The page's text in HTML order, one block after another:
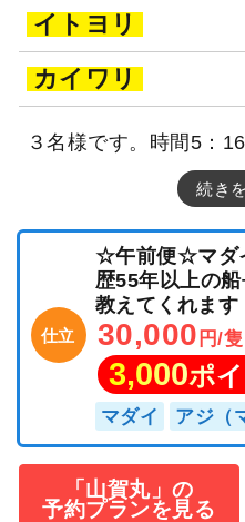
イトヨリ
カイワリ
３名様です。時間5：
続き
仕立
☆午前便☆マダ
歴55年以上の
教えてくれます
30,000 円/隻
3,000ポ
マダイ アジ（
「山賀丸」の
予約プランを見る